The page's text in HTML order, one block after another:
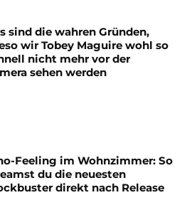
sind die wahren Gründen,
wir Tobey Maguire wohl so
nicht mehr vor der
sehen werden
Feeling im Wohnzimmer: So
du die neuesten
direkt nach Release